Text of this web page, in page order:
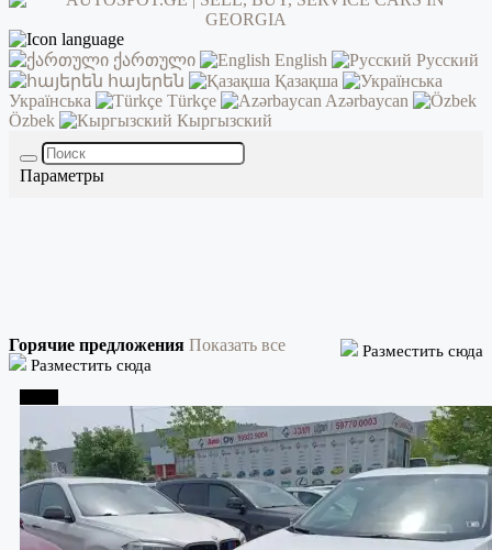
ქართული English
Русский
հայերեն
Қазақша
Українська
Türkçe
Azərbaycan
Özbek
Кыргызский
Параметры
Горячие предложения Показать все
Разместить сюда
Разместить сюда